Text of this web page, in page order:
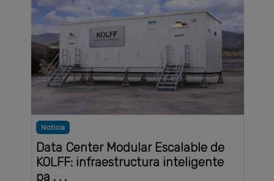
Noticia
Data Center Modular Escalable de
KOLFF: infraestructura inteligente
pa . . .